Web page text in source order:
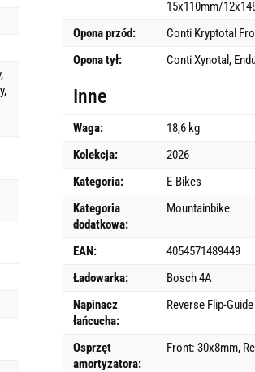
15x110mm/
Opona przód:
Conti Kryptotal
Opona tył:
Conti Xynotal,
Inne
Waga:
18,6 kg
Kolekcja:
2026
Kategoria:
E-Bikes
Kategoria
dodatkowa:
Mountainbike
EAN:
4054571489449
Ładowarka:
Bosch 4A
Napinacz
łańcucha:
Reverse Flip-
Osprzęt
amortyzatora:
Front: 30x8mm,